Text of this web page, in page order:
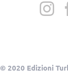
© 2020 Edizioni